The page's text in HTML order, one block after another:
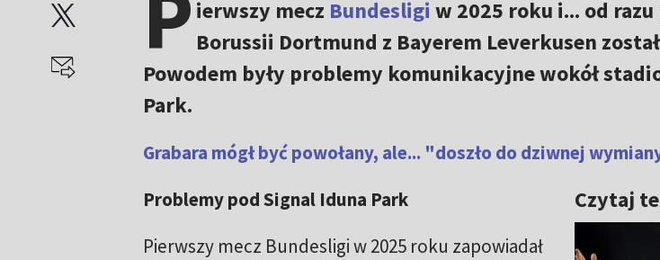
ierwszy mecz Bundesligi w 2025 roku i... od
Borussii Dortmund z Bayerem Leverkusen
Powodem były problemy komunikacyjne wokół
Park.
Grabara mógł być powołany, ale... "doszło do dziwnej
Czytaj
Problemy pod Signal Iduna Park
Pierwszy mecz Bundesligi w 2025 roku zapowiadał